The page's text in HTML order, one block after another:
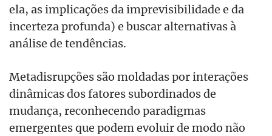
ela, as implicações da imprevisibilidade e da
incerteza profunda) e buscar alternativas à
análise de tendências.
Metadisrupções são moldadas por interações
dinâmicas dos fatores subordinados de
mudança, reconhecendo paradigmas
emergentes que podem evoluir de modo não